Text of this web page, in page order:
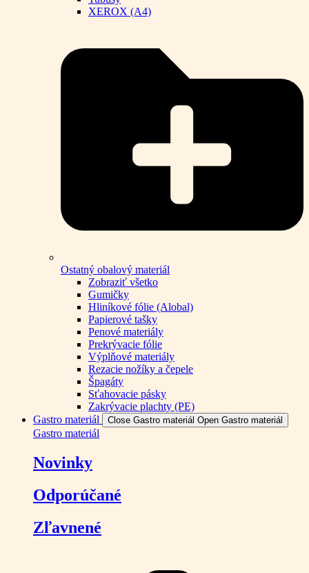
XEROX (A4)
Ostatný obalový materiál
Zobraziť všetko
Gumičky
Hliníkové fólie (Alobal)
Papierové tašky
Penové materiály
Prekrývacie fólie
Výplňové materiály
Rezacie nožíky a čepele
Špagáty
Sťahovacie pásky
Zakrývacie plachty (PE)
Gastro materiál
Close Gastro materiál Open Gastro materiál
Gastro materiál
Novinky
Odporúčané
Zľavnené